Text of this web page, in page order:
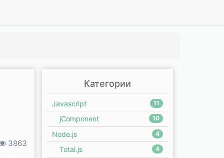
3863
Категории
Javascript 11
jComponent 10
Node.js 4
Total.js 4